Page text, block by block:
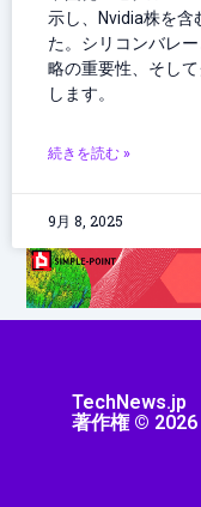
示し、Nvidia株を含
た。シリコンバレ
略の重要性、そし
します。
続きを読む »
9月 8, 2025
TechNews.jp
著作権 ©